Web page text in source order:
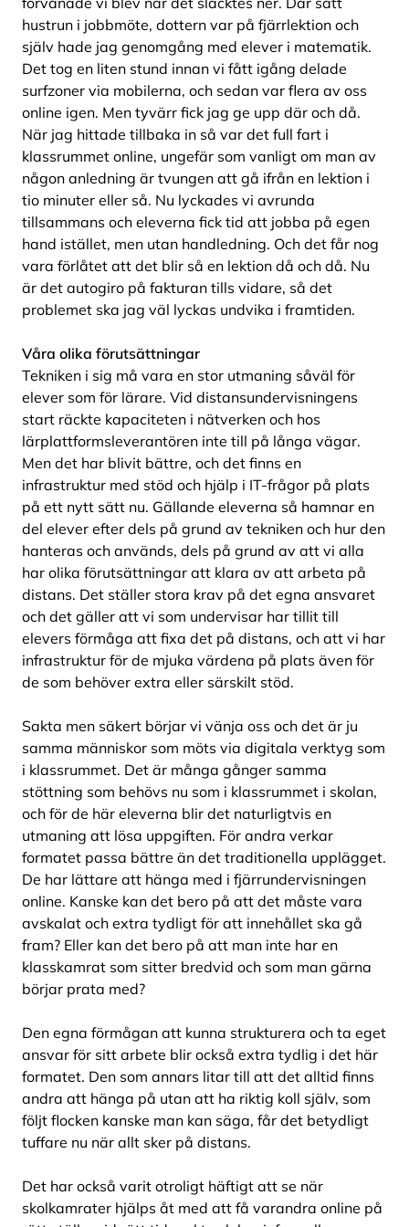
hustrun i jobbmöte, dottern var på fjärrlektion och
själv hade jag genomgång med elever i matematik.
Det tog en liten stund innan vi fått igång delade
surfzoner via mobilerna, och sedan var flera av oss
online igen. Men tyvärr fick jag ge upp där och då.
När jag hittade tillbaka in så var det full fart i
klassrummet online, ungefär som vanligt om man av
någon anledning är tvungen att gå ifrån en lektion i
tio minuter eller så. Nu lyckades vi avrunda
tillsammans och eleverna fick tid att jobba på egen
hand istället, men utan handledning. Och det får nog
vara förlåtet att det blir så en lektion då och då. Nu
är det autogiro på fakturan tills vidare, så det
problemet ska jag väl lyckas undvika i framtiden.
Våra olika förutsättningar
Tekniken i sig må vara en stor utmaning såväl för
elever som för lärare. Vid distansundervisningens
start räckte kapaciteten i nätverken och hos
lärplattformsleverantören inte till på långa vägar.
Men det har blivit bättre, och det finns en
infrastruktur med stöd och hjälp i IT-frågor på plats
på ett nytt sätt nu. Gällande eleverna så hamnar en
del elever efter dels på grund av tekniken och hur den
hanteras och används, dels på grund av att vi alla
har olika förutsättningar att klara av att arbeta på
distans. Det ställer stora krav på det egna ansvaret
och det gäller att vi som undervisar har tillit till
elevers förmåga att fixa det på distans, och att vi har
infrastruktur för de mjuka värdena på plats även för
de som behöver extra eller särskilt stöd.
Sakta men säkert börjar vi vänja oss och det är ju
samma människor som möts via digitala verktyg som
i klassrummet. Det är många gånger samma
stöttning som behövs nu som i klassrummet i skolan,
och för de här eleverna blir det naturligtvis en
utmaning att lösa uppgiften. För andra verkar
formatet passa bättre än det traditionella upplägget.
De har lättare att hänga med i fjärrundervisningen
online. Kanske kan det bero på att det måste vara
avskalat och extra tydligt för att innehållet ska gå
fram? Eller kan det bero på att man inte har en
klasskamrat som sitter bredvid och som man gärna
börjar prata med?
Den egna förmågan att kunna strukturera och ta eget
ansvar för sitt arbete blir också extra tydlig i det här
formatet. Den som annars litar till att det alltid finns
andra att hänga på utan att ha riktig koll själv, som
följt flocken kanske man kan säga, får det betydligt
tuffare nu när allt sker på distans.
Det har också varit otroligt häftigt att se när
skolkamrater hjälps åt med att få varandra online på